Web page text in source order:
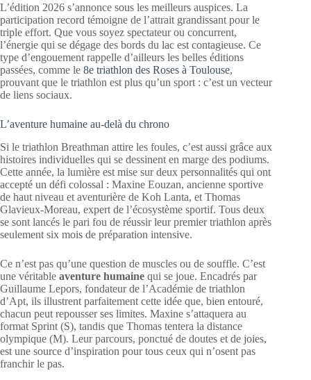
L’édition 2026 s’annonce sous les meilleurs auspices. La
participation record témoigne de l’attrait grandissant pour le
triple effort. Que vous soyez spectateur ou concurrent,
l’énergie qui se dégage des bords du lac est contagieuse. Ce
type d’engouement rappelle d’ailleurs les belles éditions
passées, comme le 8e triathlon des Roses à Toulouse,
prouvant que le triathlon est plus qu’un sport : c’est un vecteur
de liens sociaux.
L’aventure humaine au-delà du chrono
Si le triathlon Breathman attire les foules, c’est aussi grâce aux
histoires individuelles qui se dessinent en marge des podiums.
Cette année, la lumière est mise sur deux personnalités qui ont
accepté un défi colossal : Maxine Eouzan, ancienne sportive
de haut niveau et aventurière de Koh Lanta, et Thomas
Glavieux-Moreau, expert de l’écosystème sportif. Tous deux
se sont lancés le pari fou de réussir leur premier triathlon après
seulement six mois de préparation intensive.
Ce n’est pas qu’une question de muscles ou de souffle. C’est
une véritable aventure humaine qui se joue. Encadrés par
Guillaume Lepors, fondateur de l’Académie de triathlon
d’Apt, ils illustrent parfaitement cette idée que, bien entouré,
chacun peut repousser ses limites. Maxine s’attaquera au
format Sprint (S), tandis que Thomas tentera la distance
olympique (M). Leur parcours, ponctué de doutes et de joies,
est une source d’inspiration pour tous ceux qui n’osent pas
franchir le pas.